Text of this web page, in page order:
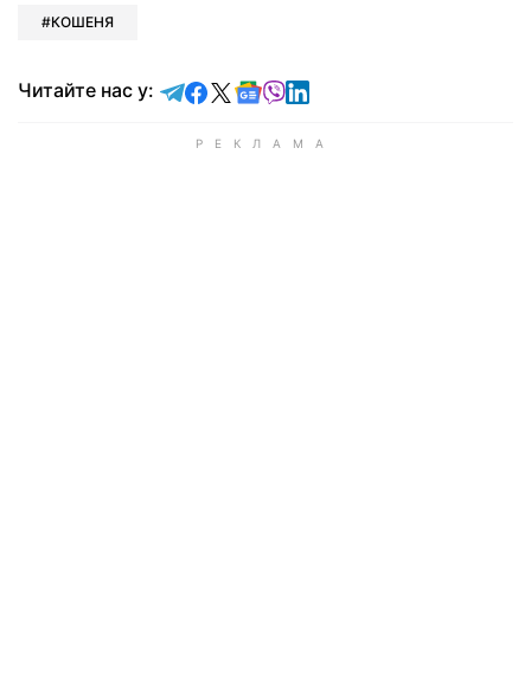
КОШЕНЯ
Читайте нас у: Читайте у Telegram
Читайте у Facebook
Читайте у X
Читайте у Google news
Читайте у Viber
Читайте у LinkedIn